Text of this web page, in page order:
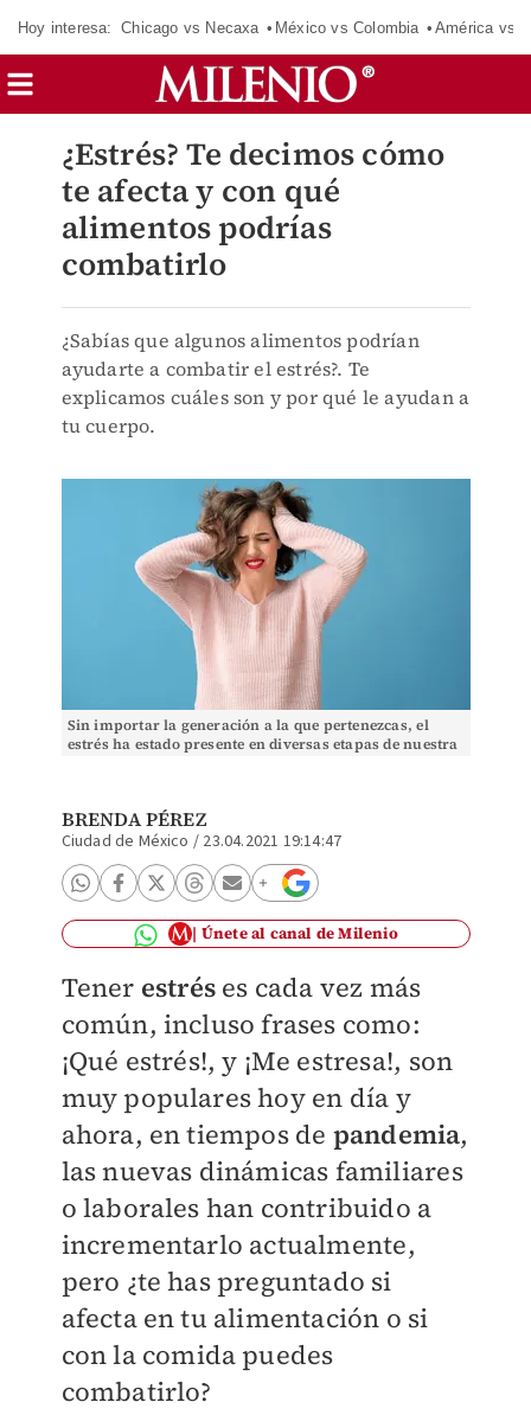
Hoy interesa: Chicago vs Necaxa México vs Colombia América vs
¿Estrés? Te decimos cómo
te afecta y con qué
alimentos podrías
combatirlo
¿Sabías que algunos alimentos podrían
ayudarte a combatir el estrés?. Te
explicamos cuáles son y por qué le ayudan a
tu cuerpo.
Sin importar la generación a la que pertenezcas, el
estrés ha estado presente en diversas etapas de nuestra
BRENDA PÉREZ
Ciudad de México / 23.04.2021 19:14:47
Únete al canal de Milenio
Tener estréses cada vez más
común, incluso frases como:
¡Qué estrés!, y ¡Me estresa!, son
muy populares hoy en día y
ahora, en tiempos de pandemia,
las nuevas dinámicas familiares
o laborales han contribuido a
incrementarlo actualmente,
pero ¿te has preguntado si
afecta en tu alimentación o si
con la comida puedes
combatirlo?